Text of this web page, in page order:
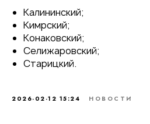
Калининский;
Кимрский;
Конаковский;
Селижаровский;
Старицкий.
2026-02-12 15:24 НОВОСТИ